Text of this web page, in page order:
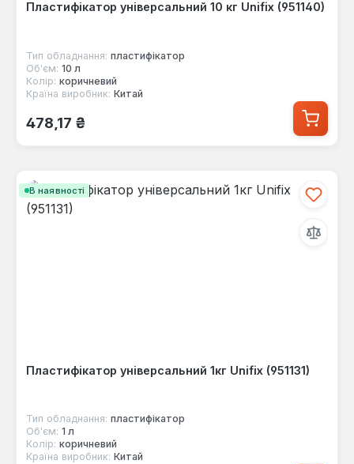
Пластифікатор універсальний 10 кг Unifix (951140)
Тип обладнання: пластифікатор
Об'єм: 10 л
Колір: коричневий
Країна виробник: Китай
Звичайна ціна:
478,17 ₴
В наявності
Пластифікатор універсальний 1кг Unifix (951131)
Тип обладнання: пластифікатор
Об'єм: 1 л
Колір: коричневий
Країна виробник: Китай